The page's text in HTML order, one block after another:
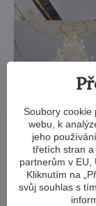
Zmenšit nebo
Soubory cookie
webu, k
jeho
třetích stran
partnerům v EU,
Kliknutím na
svůj souhlas s